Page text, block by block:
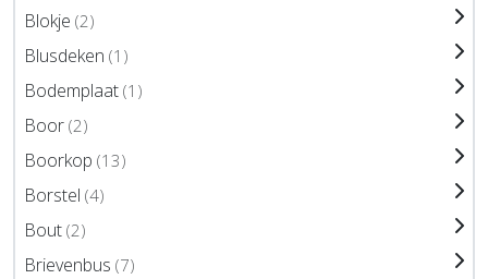
Blokje (2)
Blusdeken (1)
Bodemplaat (1)
Boor (2)
Boorkop (13)
Borstel (4)
Bout (2)
Brievenbus (7)